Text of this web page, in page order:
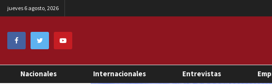
jueves 6 agosto, 2026
Nacionales Internacionales Entrevistas